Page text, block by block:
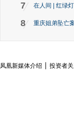
7 在人间 | 红绿
8 重庆姐弟坠亡
凤凰新媒体介绍 投资者